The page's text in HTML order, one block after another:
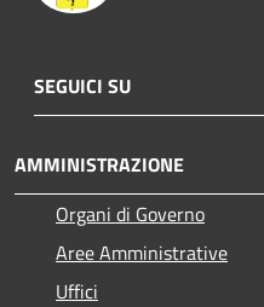
SEGUICI SU
AMMINISTRAZIONE
Organi di Governo
Aree Amministrative
Uffici